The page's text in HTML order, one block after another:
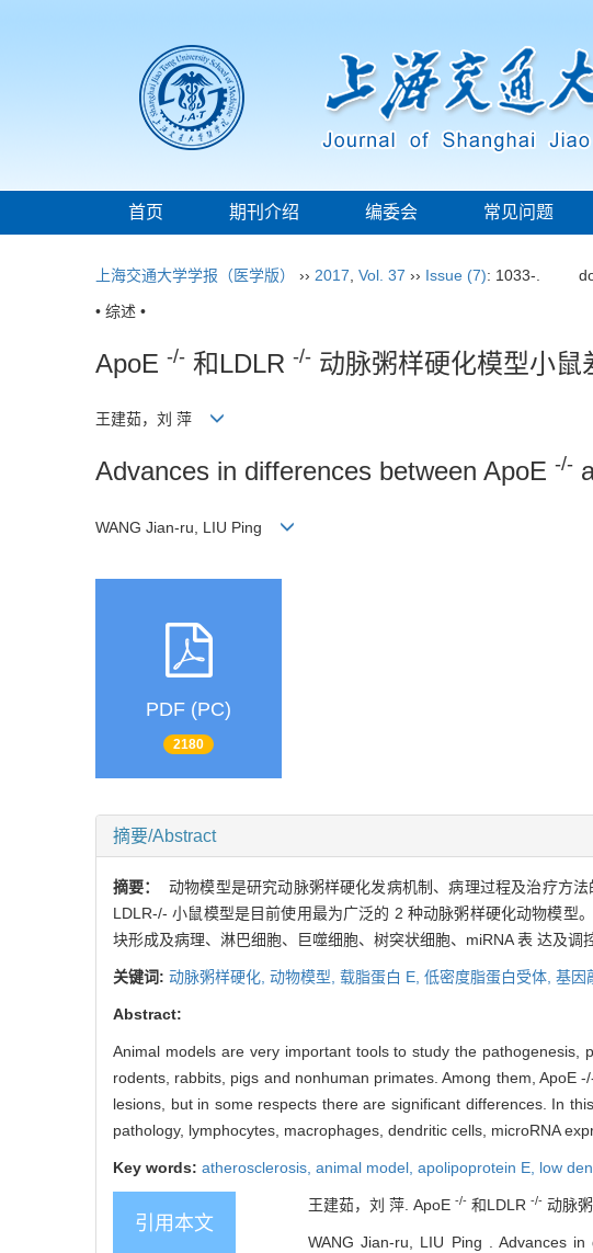
首页 期刊介绍 编委会 常见问题
上海交通大学学报（医学版） ›› 2017 Vol. 37 ›› Issue (7): 1033-.
• 综述 •
ApoE -/- 和LDLR -/- 动脉粥样硬化模型小
王建茹，刘 萍
Advances in differences between ApoE -/-
WANG Jian-ru, LIU Ping
PDF (PC)
2180
摘要/Abstract
摘要：
动物模型是研究动脉粥样硬化发病机制、病理过程及治疗方
LDLR-/- 小鼠模型是目前使用最为广泛的 2 种动脉粥样硬化动物模型
块形成及病理、淋巴细胞、巨噬细胞、树突状细胞、miRNA 表 达及调
关键词: 动脉粥样硬化, 动物模型, 载脂蛋白 E, 低密度脂蛋白受体, 基因
Abstract:
Animal models are very important tools to study the pathogenesis,
rodents, rabbits, pigs and nonhuman primates. Among them,
lesions, but in some respects there are significant differences. In
pathology, lymphocytes, macrophages, dendritic cells, microRNA
Key words: atherosclerosis, animal model, apolipoprotein E, low
引用本文
王建茹，刘 萍. ApoE -/- 和LDLR -/- 动脉
WANG Jian-ru, LIU Ping . Advances